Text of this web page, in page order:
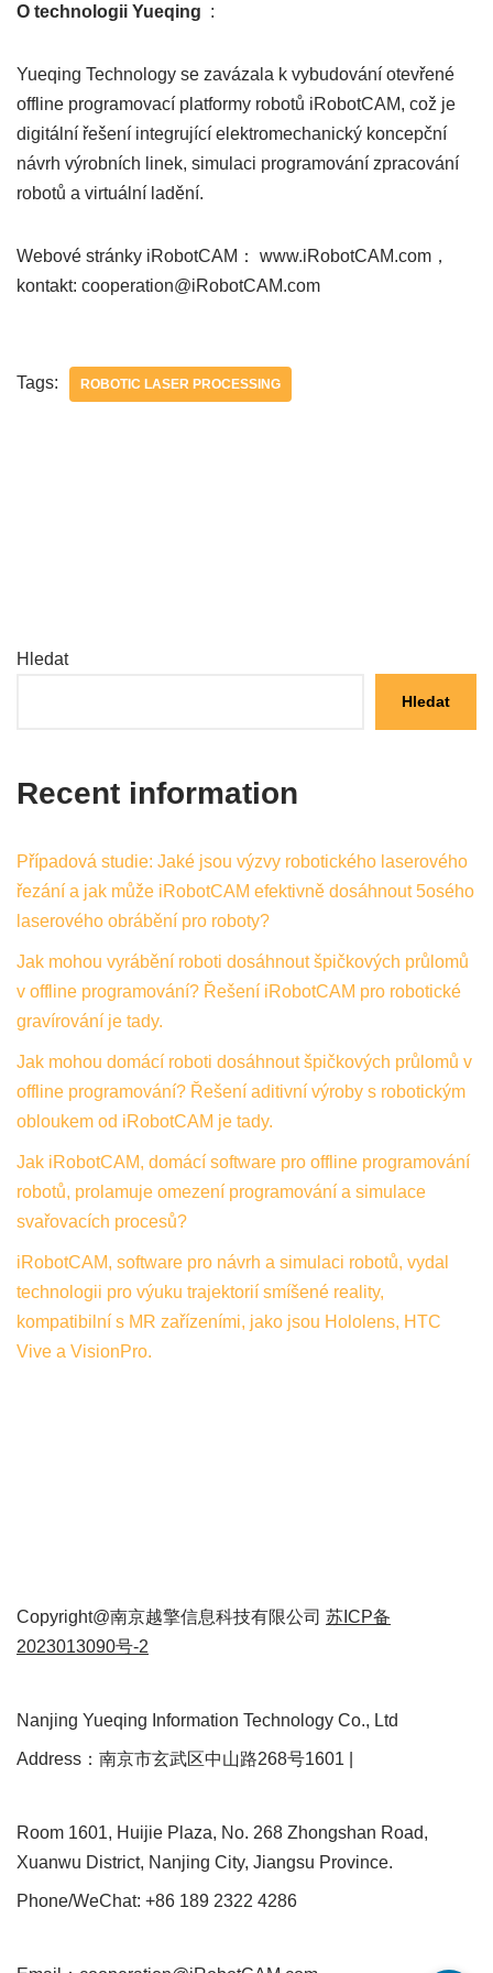
O technologii Yueqing :
Yueqing Technology se zavázala k vybudování otevřené
offline programovací platformy robotů iRobotCAM, což je
digitální řešení integrující elektromechanický koncepční
návrh výrobních linek, simulaci programování zpracování
robotů a virtuální ladění.
Webové stránky iRobotCAM： www.iRobotCAM.com，
kontakt: cooperation@iRobotCAM.com
Tags: ROBOTIC LASER PROCESSING
Hledat
Hledat
Recent information
Případová studie: Jaké jsou výzvy robotického laserového
řezání a jak může iRobotCAM efektivně dosáhnout 5osého
laserového obrábění pro roboty?
Jak mohou vyrábění roboti dosáhnout špičkových průlomů
v offline programování? Řešení iRobotCAM pro robotické
gravírování je tady.
Jak mohou domácí roboti dosáhnout špičkových průlomů v
offline programování? Řešení aditivní výroby s robotickým
obloukem od iRobotCAM je tady.
Jak iRobotCAM, domácí software pro offline programování
robotů, prolamuje omezení programování a simulace
svařovacích procesů?
iRobotCAM, software pro návrh a simulaci robotů, vydal
technologii pro výuku trajektorií smíšené reality,
kompatibilní s MR zařízeními, jako jsou Hololens, HTC
Vive a VisionPro.
Copyright@南京越擎信息科技有限公司 苏ICP备
2023013090号-2
Nanjing Yueqing Information Technology Co., Ltd
Address：南京市玄武区中山路268号1601 |
Room 1601, Huijie Plaza, No. 268 Zhongshan Road,
Xuanwu District, Nanjing City, Jiangsu Province.
Phone/WeChat: +86 189 2322 4286